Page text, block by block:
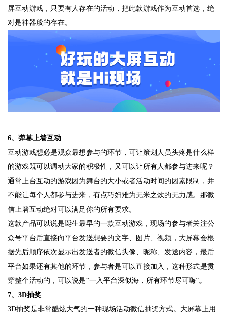
屏互动游戏，只要有人存在的活动，把此款游戏作为互动首选，绝
对是神器般的存在。
6、弹幕上墙互动
互动游戏想必是观众最想参与的环节，可让策划人员头疼是什么样
的游戏既可以调动大家的积极性，又可以让所有人都参与进来呢？
通常上台互动的游戏因为舞台的大小或者活动时间的因素限制，并
不能让每个人都参与进来，有点巧妇难为无米之炊的无力感。那微
信上墙互动绝对可以满足你的所有要求。
这款产品可以说是诞生最早的一款互动游戏，现场的参与者关注公
众号平台后直接向平台发送想要的文字、图片、视频，大屏幕会根
据先后顺序依次显示出发送者的微信头像、昵称、发送内容，最后
平台如果还有其他的环节，参与者是可以直接加入，这种形式是贯
穿整个活动的，可以说是“一入平台深似海，所有环节尽可嗨”。
7、3D抽奖
3D抽奖是非常酷炫大气的一种现场活动微信抽奖方式。大屏幕上用